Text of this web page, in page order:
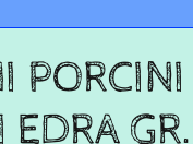
PORCINI
EDRA